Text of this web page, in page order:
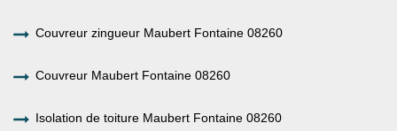
Couvreur zingueur Maubert Fontaine 08260
Couvreur Maubert Fontaine 08260
Isolation de toiture Maubert Fontaine 08260